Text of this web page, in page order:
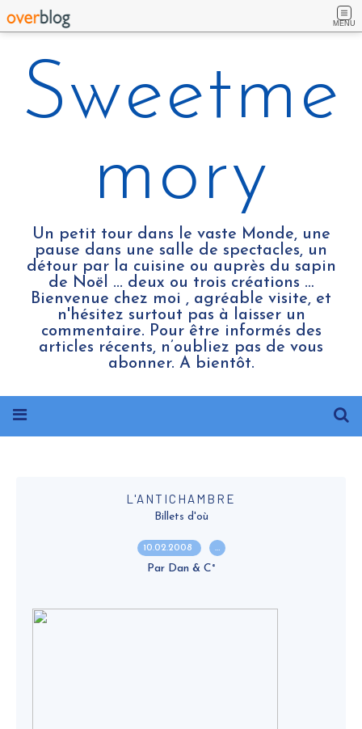
MENU
Sweetme
mory
Un petit tour dans le vaste Monde, une
pause dans une salle de spectacles, un
détour par la cuisine ou auprès du sapin
de Noël ... deux ou trois créations …
Bienvenue chez moi , agréable visite, et
n'hésitez surtout pas à laisser un
commentaire. Pour être informés des
articles récents, n’oubliez pas de vous
abonner. A bientôt.
L'ANTICHAMBRE
Billets d'où
10.02.2008 …
Par Dan & C°